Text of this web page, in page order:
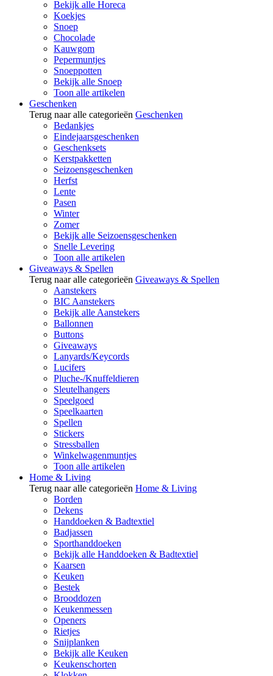
Bekijk alle Horeca
Koekjes
Snoep
Chocolade
Kauwgom
Pepermuntjes
Snoeppotten
Bekijk alle Snoep
Toon alle artikelen
Geschenken
Terug naar alle categorieën Geschenken
Bedankjes
Eindejaarsgeschenken
Geschenksets
Kerstpakketten
Seizoensgeschenken
Herfst
Lente
Pasen
Winter
Zomer
Bekijk alle Seizoensgeschenken
Snelle Levering
Toon alle artikelen
Giveaways & Spellen
Terug naar alle categorieën Giveaways & Spellen
Aanstekers
BIC Aanstekers
Bekijk alle Aanstekers
Ballonnen
Buttons
Giveaways
Lanyards/Keycords
Lucifers
Pluche-/Knuffeldieren
Sleutelhangers
Speelgoed
Speelkaarten
Spellen
Stickers
Stressballen
Winkelwagenmuntjes
Toon alle artikelen
Home & Living
Terug naar alle categorieën Home & Living
Borden
Dekens
Handdoeken & Badtextiel
Badjassen
Sporthanddoeken
Bekijk alle Handdoeken & Badtextiel
Kaarsen
Keuken
Bestek
Brooddozen
Keukenmessen
Openers
Rietjes
Snijplanken
Bekijk alle Keuken
Keukenschorten